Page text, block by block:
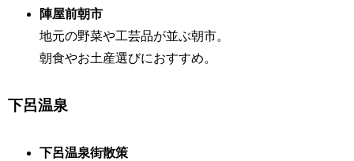
陣屋前朝市
地元の野菜や工芸品が並ぶ朝市。
朝食やお土産選びにおすすめ。
下呂温泉
下呂温泉街散策